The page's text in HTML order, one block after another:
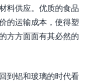
料供应。优质的食品
的运输成本，使得塑
方方面面有其必然的
到铝和玻璃的时代看